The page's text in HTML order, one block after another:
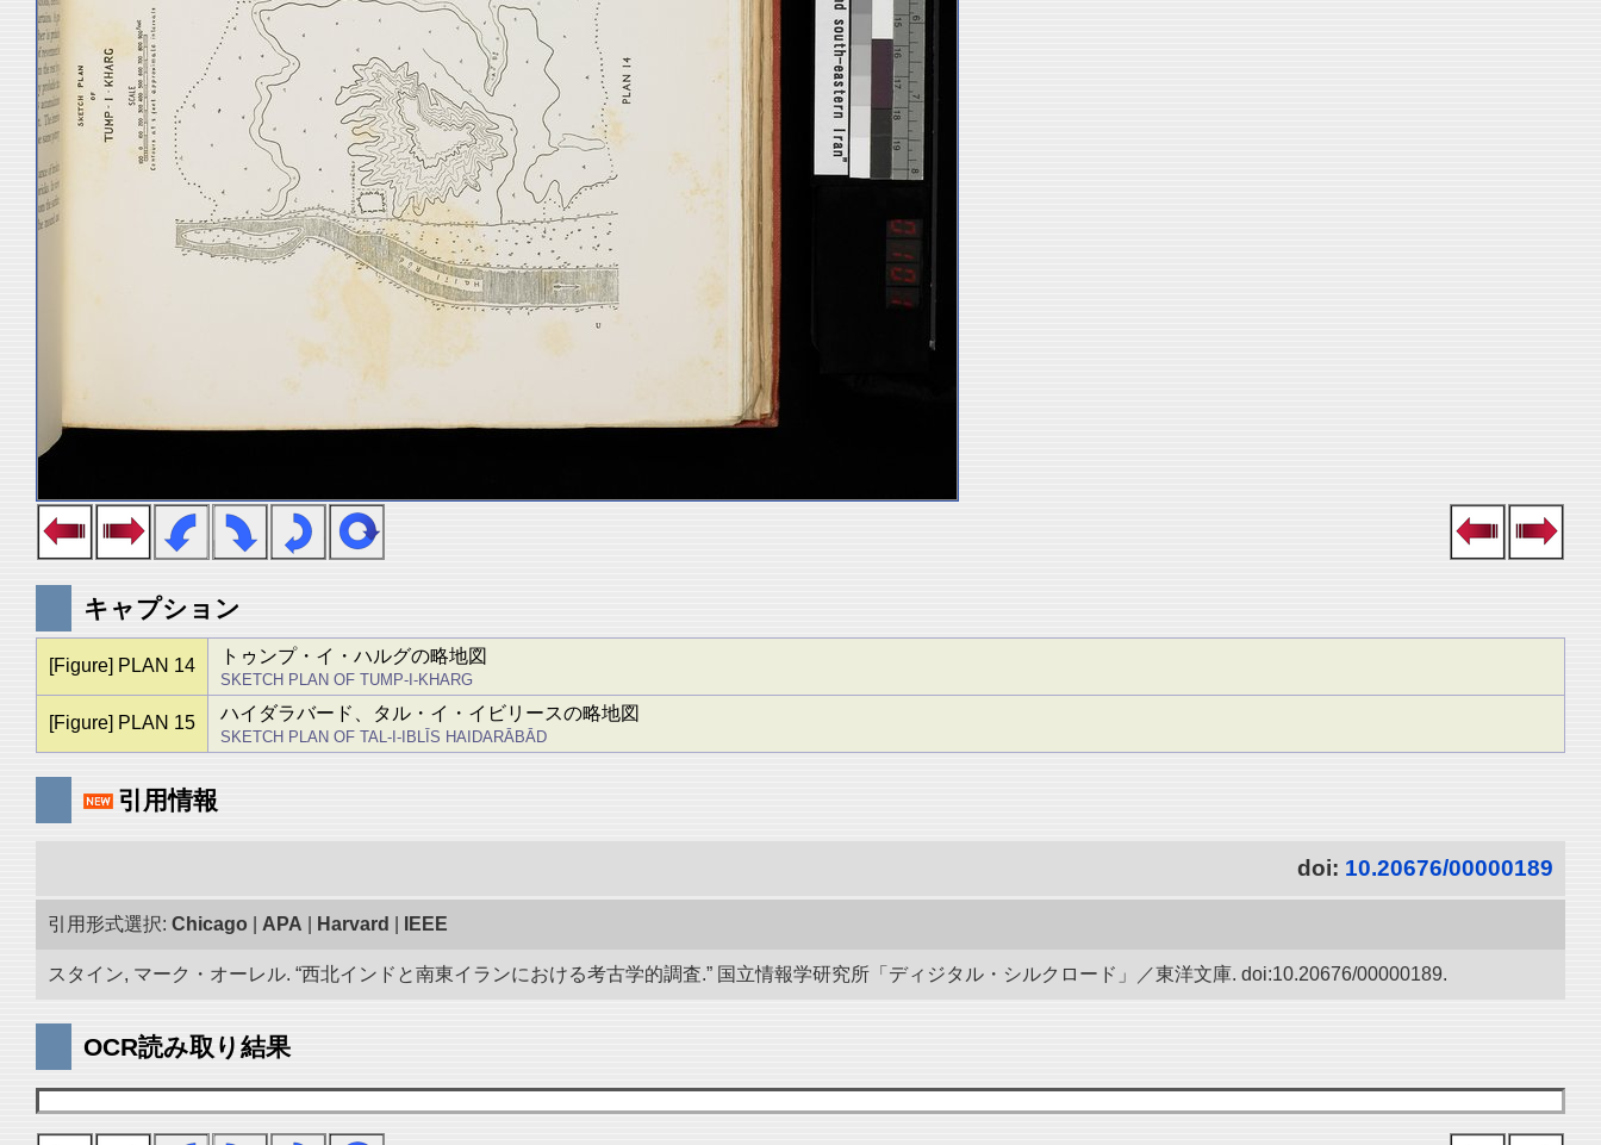
キャプション
[Figure] PLAN 14 トゥンプ・イ・ハルグの略地図
SKETCH PLAN OF TUMP-I-KHARG
[Figure] PLAN 15 ハイダラバード、タル・イ・イビリースの略地図
SKETCH PLAN OF TAL-I-IBLĪS HAIDARĀBĀD
引用情報
doi: 10.20676/00000189
引用形式選択: Chicago APA Harvard IEEE
スタイン, マーク・オーレル. “西北インドと南東イランにおける考古学的調査.” 国立情報学研究所「ディジタル・シルクロード」／東洋文庫. doi:10.20676/00000189.
OCR読み取り結果